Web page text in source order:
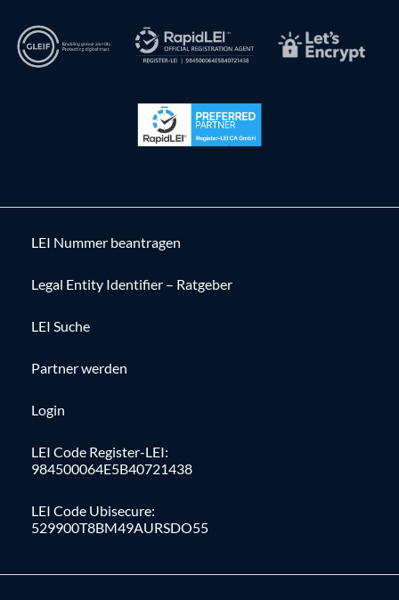
LEI Nummer beantragen
Legal Entity Identifier – Ratgeber
LEI Suche
Partner werden
Login
LEI Code Register-LEI:
984500064E5B40721438
LEI Code Ubisecure:
529900T8BM49AURSDO55